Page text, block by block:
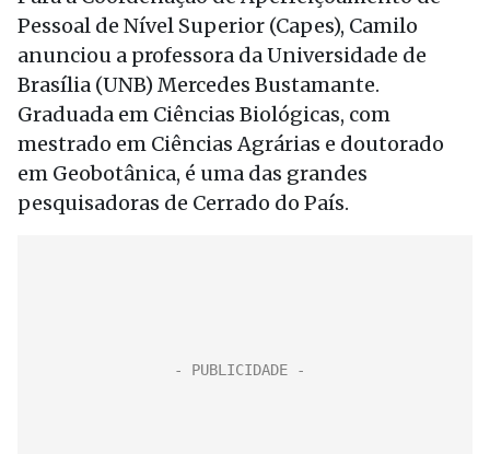
Pessoal de Nível Superior (Capes), Camilo
anunciou a professora da Universidade de
Brasília (UNB) Mercedes Bustamante.
Graduada em Ciências Biológicas, com
mestrado em Ciências Agrárias e doutorado
em Geobotânica, é uma das grandes
pesquisadoras de Cerrado do País.